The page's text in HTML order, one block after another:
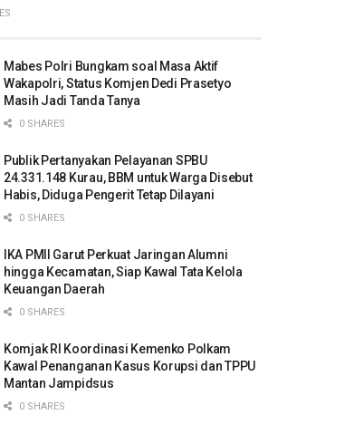
Mabes Polri Bungkam soal Masa Aktif
Wakapolri, Status Komjen Dedi Prasetyo
Masih Jadi Tanda Tanya
0 SHARES
Publik Pertanyakan Pelayanan SPBU
24.331.148 Kurau, BBM untuk Warga Disebut
Habis, Diduga Pengerit Tetap Dilayani
0 SHARES
IKA PMII Garut Perkuat Jaringan Alumni
hingga Kecamatan, Siap Kawal Tata Kelola
Keuangan Daerah
0 SHARES
Komjak RI Koordinasi Kemenko Polkam
Kawal Penanganan Kasus Korupsi dan TPPU
Mantan Jampidsus
0 SHARES